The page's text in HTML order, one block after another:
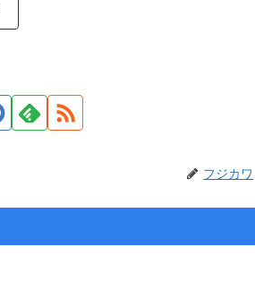
フジカワ